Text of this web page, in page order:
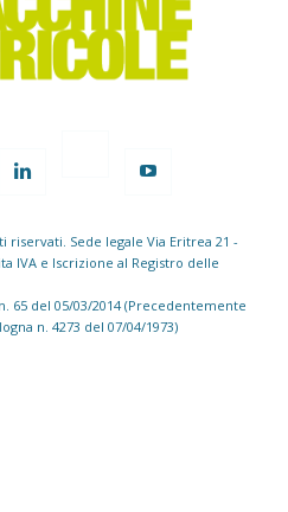
Sede legale Via Eritrea 21 -
IVA e Iscrizione al Registro delle
65 del 05/03/2014 (Precedentemente
n. 4273 del 07/04/1973)